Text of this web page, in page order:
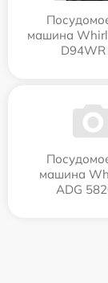
машина
D94WR
машина
ADG